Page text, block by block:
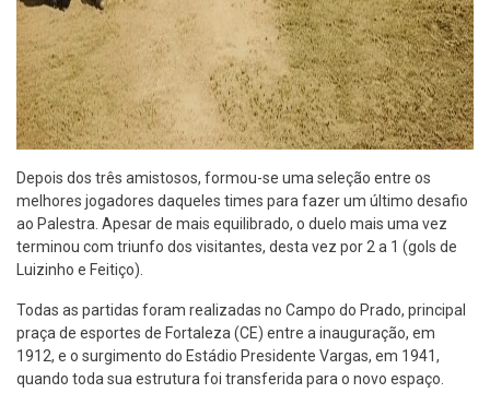
Depois dos três amistosos, formou-se uma seleção entre os
melhores jogadores daqueles times para fazer um último desafio
ao Palestra. Apesar de mais equilibrado, o duelo mais uma vez
terminou com triunfo dos visitantes, desta vez por 2 a 1 (gols de
Luizinho e Feitiço).
Todas as partidas foram realizadas no Campo do Prado, principal
praça de esportes de Fortaleza (CE) entre a inauguração, em
1912, e o surgimento do Estádio Presidente Vargas, em 1941,
quando toda sua estrutura foi transferida para o novo espaço.